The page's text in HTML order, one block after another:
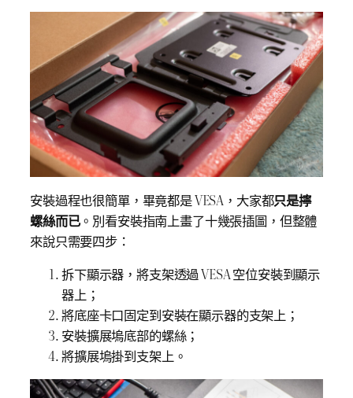
安裝過程也很簡單，畢竟都是 VESA，大家都只是擰
螺絲而已。別看安裝指南上畫了十幾張插圖，但整體
來說只需要四步：
拆下顯示器，將支架透過 VESA 空位安裝到顯示
器上；
將底座卡口固定到安裝在顯示器的支架上；
安裝擴展塢底部的螺絲；
將擴展塢掛到支架上。